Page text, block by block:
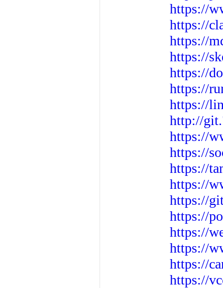
https://
https://
https://
https://
https://
https://
https://
http://
https://
https://
https://
https://
https://
https://
https://
https://
https://
https://